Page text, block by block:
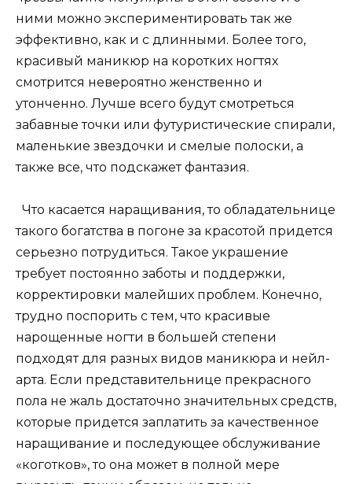
ними можно экспериментировать так же
эффективно, как и с длинными. Более того,
красивый маникюр на коротких ногтях
смотрится невероятно женственно и
утонченно. Лучше всего будут смотреться
забавные точки или футуристические спирали,
маленькие звездочки и смелые полоски, а
также все, что подскажет фантазия.
Что касается наращивания, то обладательнице
такого богатства в погоне за красотой придется
серьезно потрудиться. Такое украшение
требует постоянно заботы и поддержки,
корректировки малейших проблем. Конечно,
трудно поспорить с тем, что красивые
нарощенные ногти в большей степени
подходят для разных видов маникюра и нейл-
арта. Если представительнице прекрасного
пола не жаль достаточно значительных средств,
которые придется заплатить за качественное
наращивание и последующее обслуживание
«коготков», то она может в полной мере